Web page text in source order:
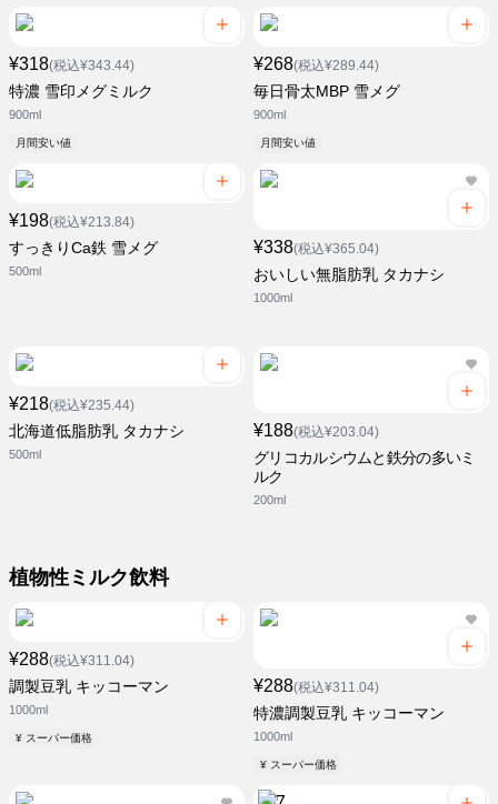
¥318(税込¥343.44)
特濃 雪印メグミルク
900ml
月間安い値
¥268(税込¥289.44)
毎日骨太MBP 雪メグ
900ml
月間安い値
¥198(税込¥213.84)
すっきりCa鉄 雪メグ
500ml
¥338(税込¥365.04)
おいしい無脂肪乳 タカナシ
1000ml
¥218(税込¥235.44)
北海道低脂肪乳 タカナシ
500ml
¥188(税込¥203.04)
グリコカルシウムと鉄分の多いミ
ルク
200ml
植物性ミルク飲料
¥288(税込¥311.04)
調製豆乳 キッコーマン
1000ml
¥ スーパー価格
¥288(税込¥311.04)
特濃調製豆乳 キッコーマン
1000ml
¥ スーパー価格